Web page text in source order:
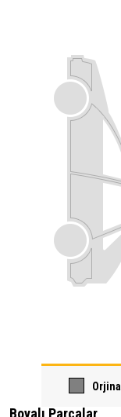
Orjinal
Boyalı Parçalar